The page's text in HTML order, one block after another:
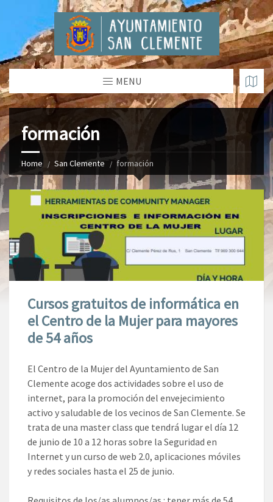
MENU
formación
Home San Clemente formación
Cursos gratuitos de informática en
el Centro de la Mujer para mayores
de 54 años
El Centro de la Mujer del Ayuntamiento de San
Clemente acoge dos actividades sobre el uso de
internet, para la promoción del envejecimiento
activo y saludable de los vecinos de San Clemente. Se
trata de una master class que tendrá lugar el día 12
de junio de 10 a 12 horas sobre la Seguridad en
Internet y un curso de web 2.0, aplicaciones móviles
y redes sociales hasta el 25 de junio.